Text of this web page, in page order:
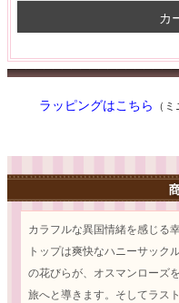
カ
ラッピングはこちら （
カラフルな異国情緒を感じる
トップは爽快なハニーサック
の花びらが、オスマンローズ
旅へと導きます。そしてラス